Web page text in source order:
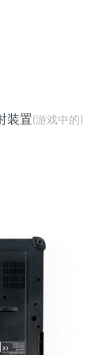
装置(游戏中的)